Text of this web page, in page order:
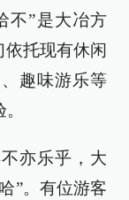
不”是大冶方
托现有休闲
趣味游乐等
亦乐乎，大
”。有位游客